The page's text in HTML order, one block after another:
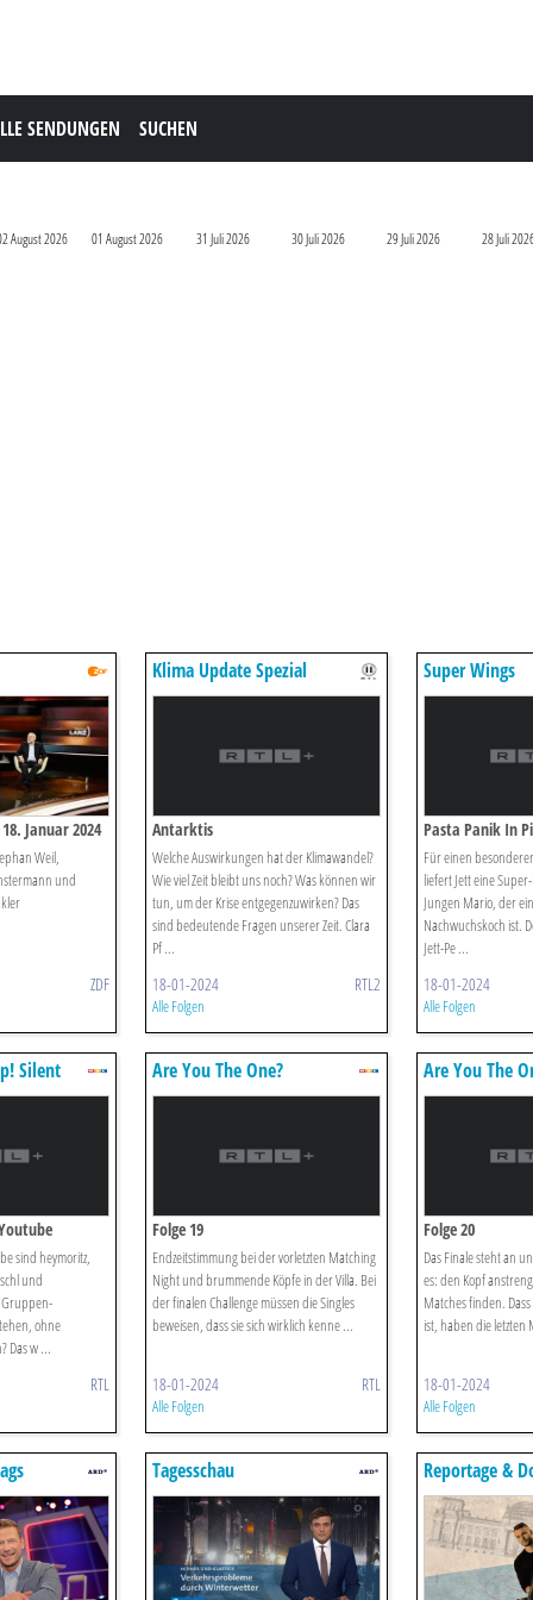
SENDUNGEN SUCHEN
August 2026 01 August 2026 31 Juli 2026 30 Juli 2026 29 Juli 2026 28 Juli
Januar 2024
Weil,
und
ZDF
Klima Update Spezial
Antarktis
Welche Auswirkungen hat der Klimawandel?
Wie viel Zeit bleibt uns noch? Was können wir
tun, um der Krise entgegenzuwirken? Das
sind bedeutende Fragen unserer Zeit. Clara
Pf ...
18-01-2024 RTL2
Alle Folgen
Super Wings
Pasta Panik In
Für einen
liefert Jett eine
Jungen Mario, der
Nachwuchskoch ist.
Jett-Pe ...
18-01-2024
Alle Folgen
Silent
sind heymoritz,
und
Gruppen-
ohne
Das w ...
RTL
Are You The One?
Folge 19
Endzeitstimmung bei der vorletzten Matching
Night und brummende Köpfe in der Villa. Bei
der finalen Challenge müssen die Singles
beweisen, dass sie sich wirklich kenne ...
18-01-2024 RTL
Alle Folgen
Are You The
Folge 20
Das Finale steht an
es: den Kopf
Matches finden.
ist, haben die letzten
18-01-2024
Alle Folgen
Tagesschau Reportage &